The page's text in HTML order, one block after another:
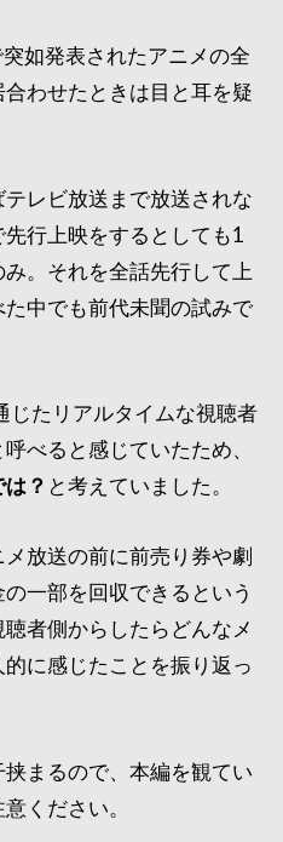
如発表されたアニメの全
わせたときは目と耳を疑
レビ放送まで放送されな
行上映をするとしても1
。それを全話先行して上
中でも前代未聞の試みで
じたリアルタイムな視聴者
べると感じていたため、
？ と考えていました。
放送の前に前売り券や劇
一部を回収できるという
者側からしたらどんなメ
に感じたことを振り返っ
まるので、本編を観てい
ください。